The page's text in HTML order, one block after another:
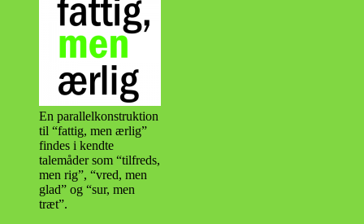
En parallelkonstruktion
til “fattig, men ærlig”
findes i kendte
talemåder som “tilfreds,
men rig”, “vred, men
glad” og “sur, men
træt”.